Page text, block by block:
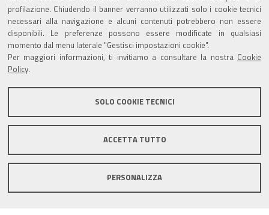
profilazione. Chiudendo il banner verranno utilizzati solo i cookie tecnici
necessari alla navigazione e alcuni contenuti potrebbero non essere
disponibili. Le preferenze possono essere modificate in qualsiasi
momento dal menu laterale "Gestisci impostazioni cookie".
Per maggiori informazioni, ti invitiamo a consultare la nostra Cookie
Policy
SOLO COOKIE TECNICI
ACCETTA TUTTO
PERSONALIZZA
TRASPARENZA
Amministrazione trasparente
Statistiche Web del sito (fonte Web Analytics Italia)
Contatti
Dichiarazione di accessibilità
Area riservata
Statistiche Web del sito (fonte Web Analytics Italia)